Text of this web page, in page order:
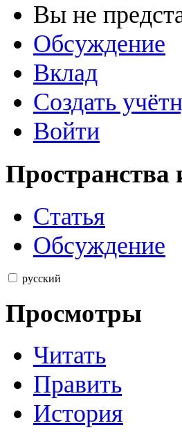
Вы не
Обсуждение
Вклад
Создать
Войти
Пространства
Статья
Обсуждение
русский
Просмотры
Читать
Править
История